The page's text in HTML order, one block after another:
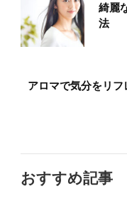
綺麗
法
アロマで気分をリ
おすすめ記事